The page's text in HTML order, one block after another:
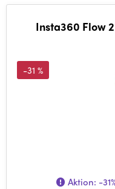
Insta360 Flow
-31 %
Aktion: -